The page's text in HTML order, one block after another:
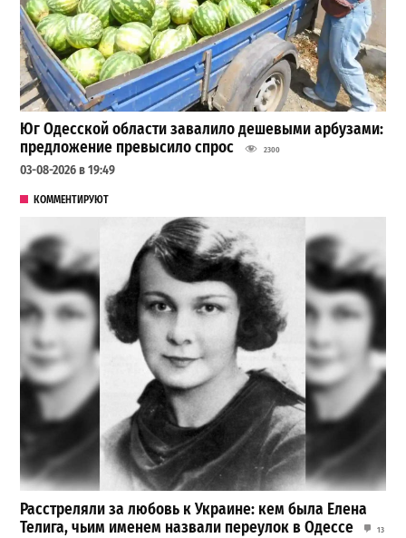
Юг Одесской области завалило дешевыми арбузами:
предложение превысило спрос
2300
03-08-2026 в 19:49
КОММЕНТИРУЮТ
Расстреляли за любовь к Украине: кем была Елена
Телига, чьим именем назвали переулок в Одессе
13